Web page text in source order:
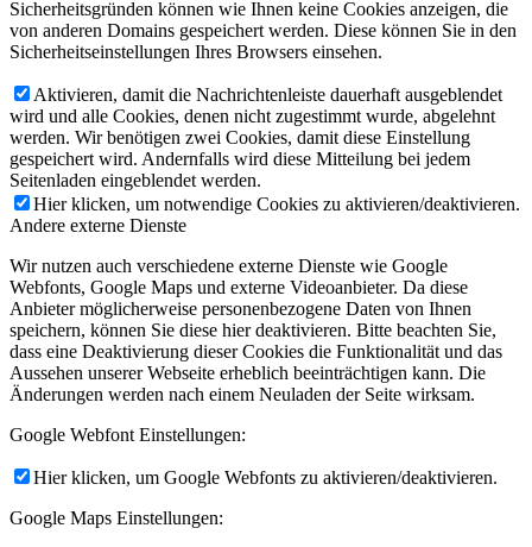
Sicherheitsgründen können wie Ihnen keine Cookies anzeigen, die
von anderen Domains gespeichert werden. Diese können Sie in den
Sicherheitseinstellungen Ihres Browsers einsehen.
Aktivieren, damit die Nachrichtenleiste dauerhaft ausgeblendet
wird und alle Cookies, denen nicht zugestimmt wurde, abgelehnt
werden. Wir benötigen zwei Cookies, damit diese Einstellung
gespeichert wird. Andernfalls wird diese Mitteilung bei jedem
Seitenladen eingeblendet werden.
Hier klicken, um notwendige Cookies zu aktivieren/deaktivieren.
Andere externe Dienste
Wir nutzen auch verschiedene externe Dienste wie Google
Webfonts, Google Maps und externe Videoanbieter. Da diese
Anbieter möglicherweise personenbezogene Daten von Ihnen
speichern, können Sie diese hier deaktivieren. Bitte beachten Sie,
dass eine Deaktivierung dieser Cookies die Funktionalität und das
Aussehen unserer Webseite erheblich beeinträchtigen kann. Die
Änderungen werden nach einem Neuladen der Seite wirksam.
Google Webfont Einstellungen:
Hier klicken, um Google Webfonts zu aktivieren/deaktivieren.
Google Maps Einstellungen: